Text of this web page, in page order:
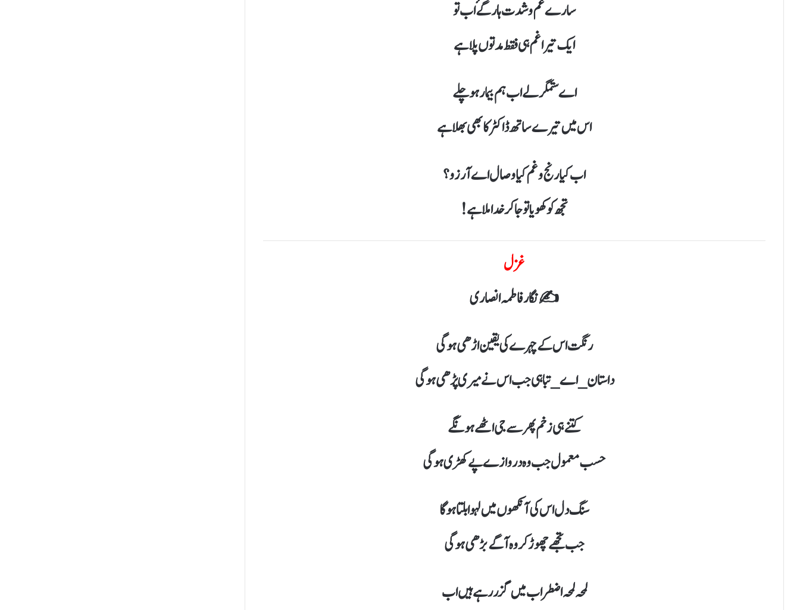
سارے غم و شدت ہار گۓ اب تو
ایک تیرا غم ہی فقط مدتوں پلا ہے
اے ستمگر لے اب ہم بیمار ہو چلے
اس میں تیرے ساتھ ڈاکٹر کا بھی بھلا ہے
اب کیا رنج و غم کیا وصال اے آرزو ؟
تجھ کو کھویا تو جاکر خدا ملا ہے!
غزل
✍️نگار فاطمہ انصاری
رنگت اس کے چہرے کی یقین اڑھی ہوگی
داستان_ اے_ تباہی جب اس نے میری پڑھی ہوگی
کتنے ہی زخم پھر سے جی اٹھے ہونگے
حسب معمول جب وہ دروازے پے کھڑی ہوگی
سنگ دل اس کی آنکھوں میں لہو ابلتا ہوگا
جب تجھے چھوڑ کر وہ آگے بڑھی ہوگی
لمحہ لمحہ اضطراب میں گزر رہے ہیں اب